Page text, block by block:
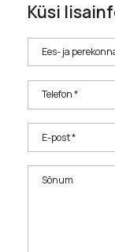
Küsi
Ees- ja
Telefon *
E-post *
Sõnum